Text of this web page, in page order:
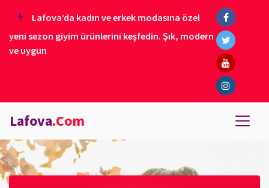
Lafova’da kadın ve erkek modasına özel
yeni sezon giyim ürünlerini keşfedin. Şık, modern
ve uygun
Lafova.Com